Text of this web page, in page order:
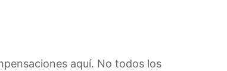
aquí. No todos los